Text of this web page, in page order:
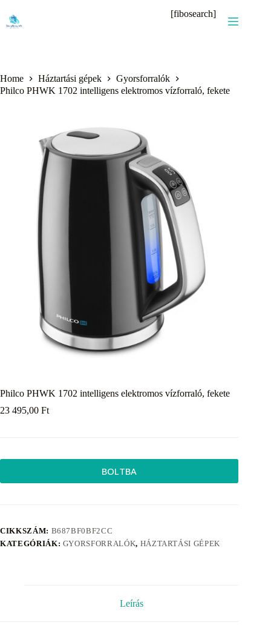
content
[fibosearch]
Home Háztartási gépek
Gyorsforralók
Philco PHWK 1702 intelligens elektromos vízforraló, fekete
Philco PHWK 1702 intelligens elektromos vízforraló, fekete
23 495,00 Ft
BOLTBA
CIKKSZÁM: B687BF0BF2CC
KATEGÓRIÁK: GYORSFORRALÓK, HÁZTARTÁSI GÉPEK
Leírás